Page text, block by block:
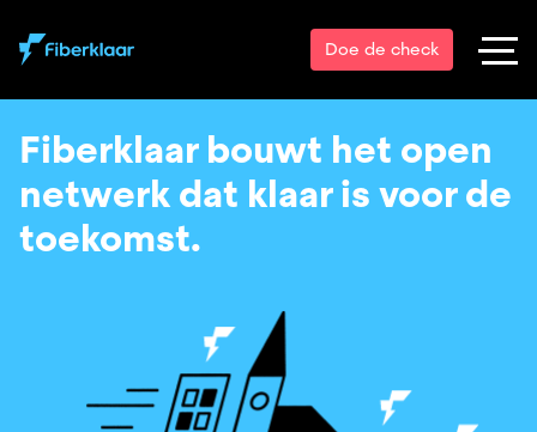
Doe de check
Fiberklaar bouwt het open
netwerk dat klaar is voor de
toekomst.